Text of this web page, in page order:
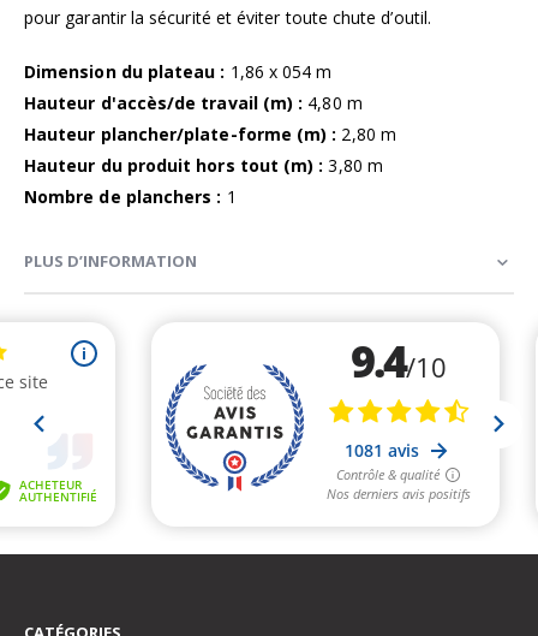
pour garantir la sécurité et éviter toute chute d’outil.
Dimension du plateau : 1,86 x 054 m
Hauteur d'accès/de travail (m) : 4,80 m
Hauteur plancher/plate-forme (m) : 2,80 m
Hauteur du produit hors tout (m) : 3,80 m
Nombre de planchers : 1
PLUS D’INFORMATION